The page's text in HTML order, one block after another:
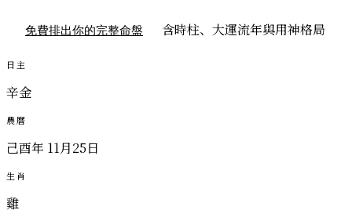
免費排出你的完整命盤 含時柱、大運流年與用神格局
日主
辛金
農曆
己酉年 11月25日
生肖
雞